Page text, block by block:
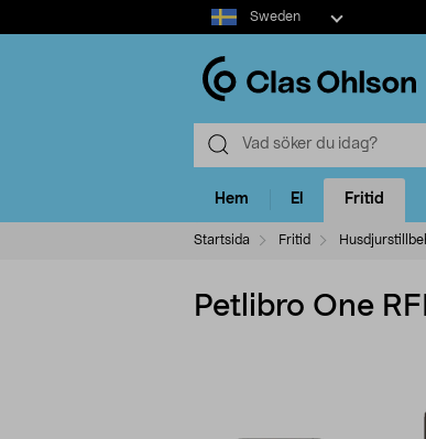
Select
market
Sweden
Hem El Fritid
Startsida Fritid
Petlibro One